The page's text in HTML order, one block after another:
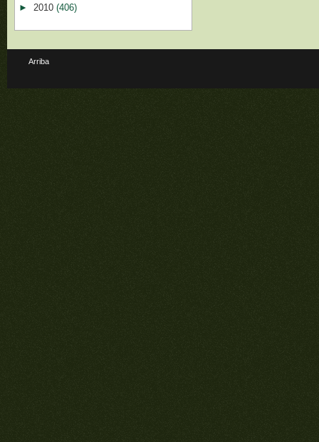
► 2010 (406)
Arriba